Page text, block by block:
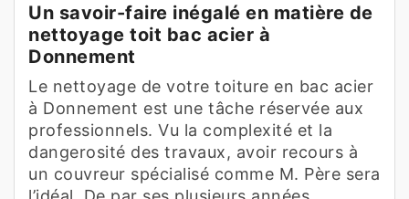
Un savoir-faire inégalé en matière de
nettoyage toit bac acier à
Donnement
Le nettoyage de votre toiture en bac acier
à Donnement est une tâche réservée aux
professionnels. Vu la complexité et la
dangerosité des travaux, avoir recours à
un couvreur spécialisé comme M. Père sera